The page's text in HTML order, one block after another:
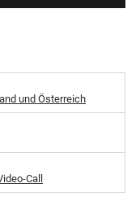
und Österreich
Call